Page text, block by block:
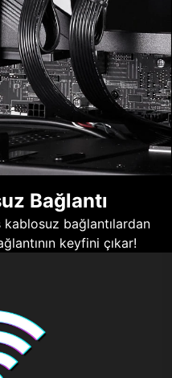
Bağlantı
bağlantılardan
keyfini çıkar!